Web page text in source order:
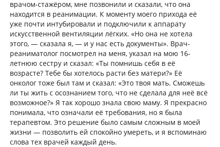
врачом-стажёром, мне позвонили и сказали, что она
находится в реанимации. К моменту моего прихода её
уже почти интубировали и подключили к аппарату
искусственной вентиляции лёгких. «Но она не хотела
этого, — сказала я, — и у нас есть документы». Врач-
реаниматолог посмотрел на меня, указал на мою 16-
летнюю сестру и сказал: «Ты помнишь себя в её
возрасте? Тебе бы хотелось расти без матери?» Её
онколог тоже был там и сказал: «Это твоя мать. Сможешь
ли ты жить с осознанием того, что не сделала для неё всё
возможное?» Я так хорошо знала свою маму. Я прекрасно
понимала, что означали её требования, но я была
терапевтом. Это решение было самым сложным в моей
жизни — позволить ей спокойно умереть, и я вспоминаю
слова тех врачей каждый день.